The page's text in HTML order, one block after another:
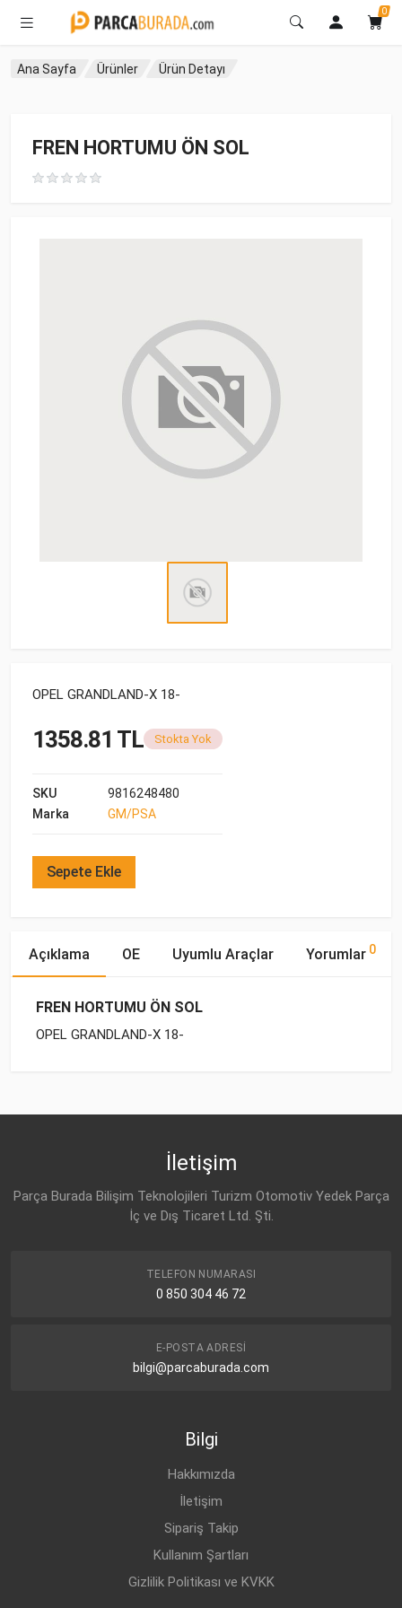
0
Ana Sayfa Ürünler Ürün Detayı
FREN HORTUMU ÖN SOL
OPEL GRANDLAND-X 18-
1358.81 TL Stokta Yok
SKU
9816248480
Marka
GM/PSA
Sepete Ekle
Açıklama OE Uyumlu Araçlar Yorumlar 0
FREN HORTUMU ÖN SOL
OPEL GRANDLAND-X 18-
İletişim
Parça Burada Bilişim Teknolojileri Turizm Otomotiv Yedek Parça
İç ve Dış Ticaret Ltd. Şti.
TELEFON NUMARASI
0 850 304 46 72
E-POSTA ADRESI
bilgi@parcaburada.com
Bilgi
Hakkımızda
İletişim
Sipariş Takip
Kullanım Şartları
Gizlilik Politikası ve KVKK